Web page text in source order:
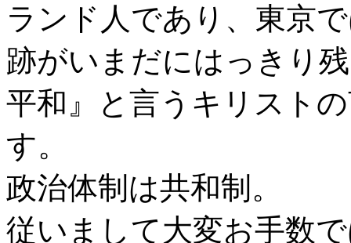
ランド人であり、東京
跡がいまだにはっきり
平和』と言うキリスト
す。
政治体制は共和制。
従いまして大変お手数